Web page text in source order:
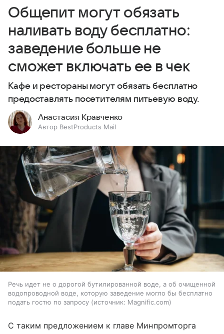
Общепит могут обязать
наливать воду бесплатно:
заведение больше не
сможет включать ее в чек
Кафе и рестораны могут обязать бесплатно
предоставлять посетителям питьевую воду.
Анастасия Кравченко
Автор BestProducts Mail
Речь идет не о дорогой бутилированной воде, а об очищенной
водопроводной воде, которую заведение могло бы бесплатно
подать гостю по запросу
источник: Magnific.com
С таким предложением к главе Минпромторга